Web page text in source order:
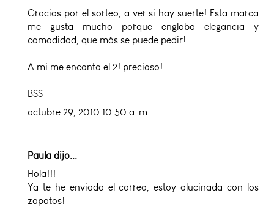
Gracias por el sorteo, a ver si hay suerte! Esta marca
me gusta mucho porque engloba elegancia y
comodidad, que más se puede pedir!
A mi me encanta el 2! precioso!
BSS
octubre 29, 2010 10:50 a. m.
Paula dijo...
Hola!!!
Ya te he enviado el correo, estoy alucinada con los
zapatos!